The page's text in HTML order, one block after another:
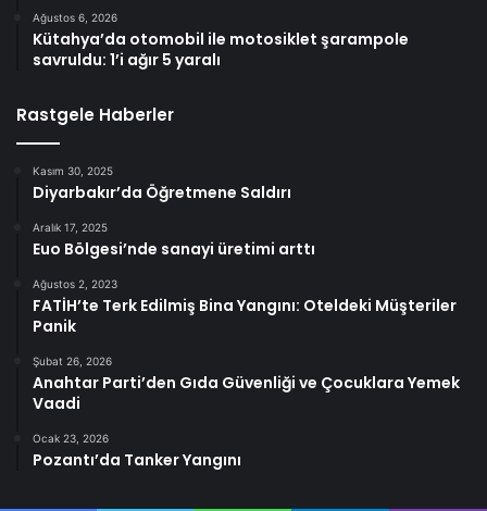
Ağustos 6, 2026
Kütahya’da otomobil ile motosiklet şarampole
savruldu: 1’i ağır 5 yaralı
Rastgele Haberler
Kasım 30, 2025
Diyarbakır’da Öğretmene Saldırı
Aralık 17, 2025
Euo Bölgesi’nde sanayi üretimi arttı
Ağustos 2, 2023
FATİH’te Terk Edilmiş Bina Yangını: Oteldeki Müşteriler
Panik
Şubat 26, 2026
Anahtar Parti’den Gıda Güvenliği ve Çocuklara Yemek
Vaadi
Ocak 23, 2026
Pozantı’da Tanker Yangını